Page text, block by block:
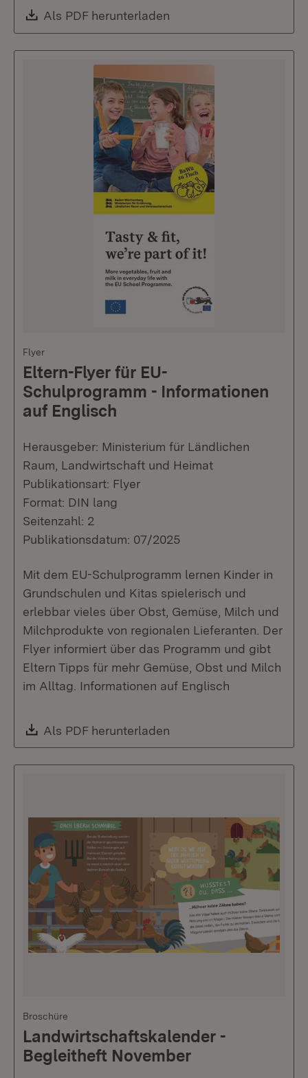
Download:
Als PDF herunterladen
Flyer
Eltern-Flyer für EU-
Schulprogramm - Informationen
auf Englisch
Herausgeber: Ministerium für Ländlichen
Raum, Landwirtschaft und Heimat
Publikationsart: Flyer
Format: DIN lang
Seitenzahl: 2
Publikationsdatum: 07/2025
Mit dem EU-Schulprogramm lernen Kinder in
Grundschulen und Kitas spielerisch und
erlebbar vieles über Obst, Gemüse, Milch und
Milchprodukte von regionalen Lieferanten. Der
Flyer informiert über das Programm und gibt
Eltern Tipps für mehr Gemüse, Obst und Milch
im Alltag. Informationen auf Englisch
Download:
Als PDF herunterladen
Broschüre
Landwirtschaftskalender -
Begleitheft November